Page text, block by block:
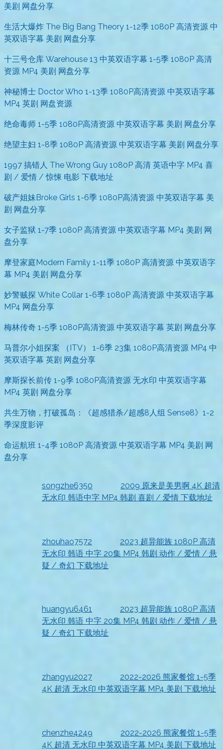
美剧 网盘分享
生活大爆炸 The Big Bang Theory 1-12季 1080P 高清资源 中
英双语字幕 美剧 网盘分享
十三号仓库 Warehouse 13 中英双语字幕 1-5季 1080P 高清
资源 MP4 美剧 网盘分享
神秘博士 Doctor Who 1-13季 1080P高清资源 中英双语字幕
MP4 英剧 网盘资源
绝命毒师 1-5季 1080P高清资源 中英双语字幕 美剧 网盘分享
绝望主妇 1-8季 1080P 高清资源 中英双语字幕 美剧 网盘分享
1997 搞错人 The Wrong Guy 1080P 高清 英语中字 MP4 喜
剧 / 爱情 / 惊悚 电影 下载地址
破产姐妹Broke Girls 1-6季 1080P高清资源 中英双语字幕 美
剧 网盘分享
女子监狱 1-7季 1080P 高清资源 中英双语字幕 MP4 美剧 网
盘分享
摩登家庭Modern Family 1-11季 1080P 高清资源 中英双语字
幕 MP4 美剧 网盘分享
妙警贼探 White Collar 1-6季 1080P 高清资源 中英双语字幕
MP4 网盘分享
梅林传奇 1-5季 1080P高清资源 中英双语字幕 英剧 网盘分享
马普尔小姐探案 （ITV） 1-6季 23集 1080P高清资源 MP4 中
英双语字幕 英剧 网盘分享
摩斯探长前传 1-9季 1080P高清资源 无水印 中英双语字幕
MP4 英剧 网盘分享
共生万物，打破孤岛：《超感猎杀/超感8人组 Sense8》1-2
季深度影评
命运航班 1-4季 1080P 高清资源 中英双语字幕 MP4 美剧 网
盘分享
songzhe6350
2009 原来是美男啊 4K 超清
无水印 韩语中字 MP4 韩剧 喜剧 / 爱情 下载地址
zhouhao7572
2023 超异能族 1080P 高清
无水印 韩语 中字 20集 MP4 韩剧 动作 / 爱情 / 悬
疑 / 奇幻 下载地址
huangyu6461
2023 超异能族 1080P 高清
无水印 韩语 中字 20集 MP4 韩剧 动作 / 爱情 / 悬
疑 / 奇幻 下载地址
zhangyu2027
2022-2026 熊家餐馆 1-5季
4K 超清 无水印 中英双语字幕 MP4 美剧 下载地址
chenzhe4249
2022-2026 熊家餐馆 1-5季
4K 超清 无水印 中英双语字幕 MP4 美剧 下载地址